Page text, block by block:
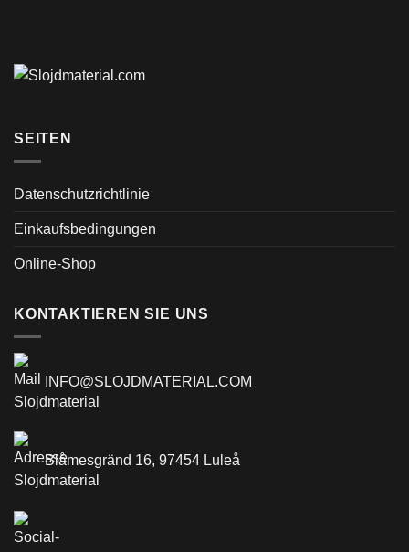
SEITEN
Datenschutzrichtlinie
Einkaufsbedingungen
Online-Shop
KONTAKTIEREN SIE UNS
INFO@SLOJDMATERIAL.COM
Blåmesgränd 16, 97454 Luleå